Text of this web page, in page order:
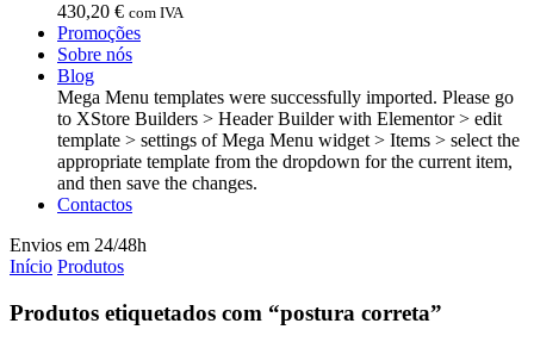
430,20 € com IVA
Promoções
Sobre nós
Blog
Mega Menu templates were successfully imported. Please go
to XStore Builders > Header Builder with Elementor > edit
template > settings of Mega Menu widget > Items > select the
appropriate template from the dropdown for the current item,
and then save the changes.
Contactos
Envios em 24/48h
Início Produtos
Produtos etiquetados com “postura correta”